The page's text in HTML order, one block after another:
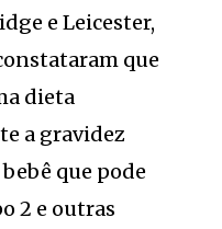
e Leicester,
que
dieta
a gravidez
que pode
2 e outras